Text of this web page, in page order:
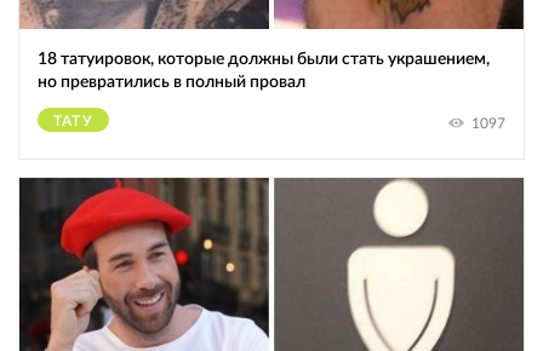
18 татуировок, которые должны были стать украшением,
но превратились в полный провал
ТАТУ 1097